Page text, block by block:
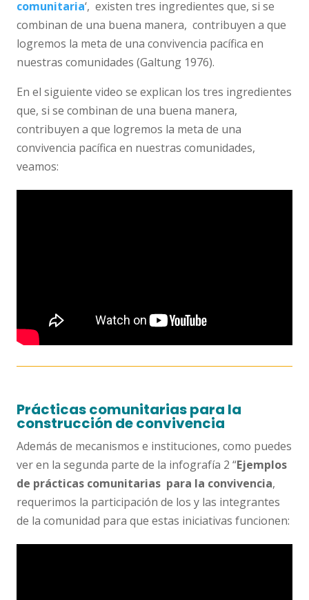
comunitaria‘, existen tres ingredientes que, si se
combinan de una buena manera, contribuyen a que
logremos la meta de una convivencia pacífica en
nuestras comunidades (Galtung 1976).
En el siguiente video se explican los tres ingredientes
que, si se combinan de una buena manera,
contribuyen a que logremos la meta de una
convivencia pacífica en nuestras comunidades,
veamos:
Prácticas comunitarias para la
construcción de convivencia
Además de mecanismos e instituciones, como puedes
ver en la segunda parte de la infografía 2 “Ejemplos
de prácticas comunitarias para la convivencia,
requerimos la participación de los y las integrantes
de la comunidad para que estas iniciativas funcionen: